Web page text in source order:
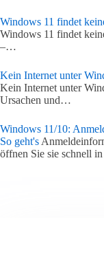
Windows 11 findet
Windows 11 findet
–…
Kein Internet unter
Kein Internet unter
Ursachen und…
Windows 11/10:
So geht's
öffnen Sie sie schnell